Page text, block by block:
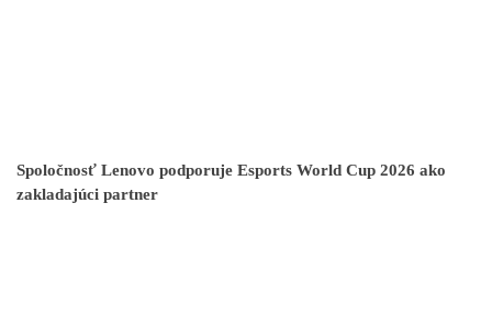
Spoločnosť Lenovo podporuje Esports World Cup 2026 ako
zakladajúci partner